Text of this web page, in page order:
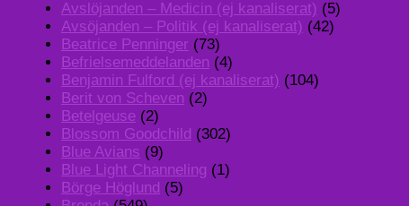
Avslöjanden – Medicin (ej kanaliserat) (5)
Avsöjanden – Politik (ej kanaliserat) (42)
Beatrice Penninger (73)
Befrielsemeddelanden (4)
Benjamin Fulford (ej kanaliserat) (104)
Berit von Scheven (2)
Betelgeuse (2)
Blossom Goodchild (302)
Blue Avians (9)
Blue Light Channeling (1)
Börge Höglund (5)